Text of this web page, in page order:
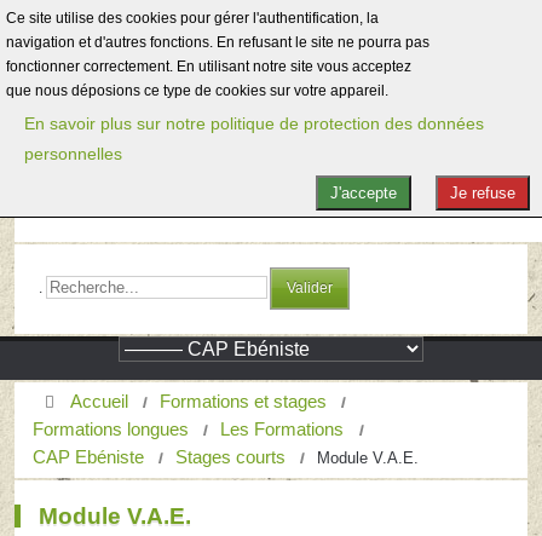
. Valider
Accueil
Formations et stages
Formations longues
Les Formations
CAP Ebéniste
Stages courts Module V.A.E.
Module V.A.E.
Ce site utilise des cookies pour gérer l'authentification, la
navigation et d'autres fonctions. En refusant le site ne pourra pas
fonctionner correctement. En utilisant notre site vous acceptez
que nous déposions ce type de cookies sur votre appareil.
En savoir plus sur notre politique de protection des données
personnelles
Je refuse
J'accepte